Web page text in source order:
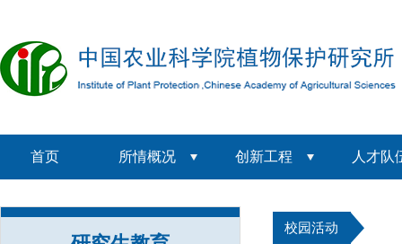
首页 所情概况 创新工程 人才队
校园活动